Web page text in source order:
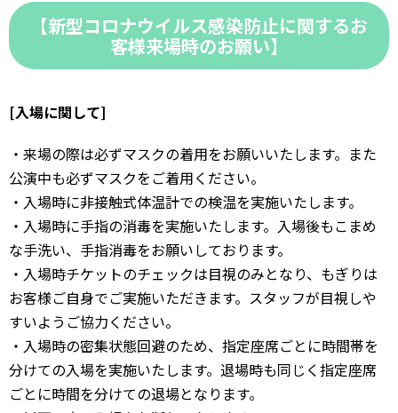
【新型コロナウイルス感染防止に関するお
客様来場時のお願い】
[入場に関して]
・来場の際は必ずマスクの着用をお願いいたします。また
公演中も必ずマスクをご着用ください。
・入場時に非接触式体温計での検温を実施いたします。
・入場時に手指の消毒を実施いたします。入場後もこまめ
な手洗い、手指消毒をお願いしております。
・入場時チケットのチェックは目視のみとなり、もぎりは
お客様ご自身でご実施いただきます。スタッフが目視しや
すいようご協力ください。
・入場時の密集状態回避のため、指定座席ごとに時間帯を
分けての入場を実施いたします。退場時も同じく指定座席
ごとに時間を分けての退場となります。